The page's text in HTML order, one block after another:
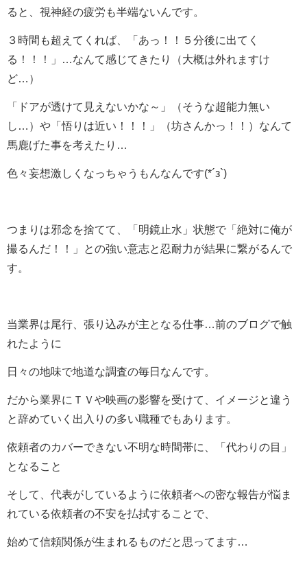
ると、視神経の疲労も半端ないんです。
３時間も超えてくれば、「あっ！！５分後に出てく
る！！！」…なんて感じてきたり（大概は外れますけ
ど…）
「ドアが透けて見えないかな～」（そうな超能力無い
し…）や「悟りは近い！！！」（坊さんかっ！！）なんて
馬鹿げた事を考えたり…
色々妄想激しくなっちゃうもんなんです(*´з`)
つまりは邪念を捨てて、「明鏡止水」状態で「絶対に俺が
撮るんだ！！」との強い意志と忍耐力が結果に繋がるんで
す。
当業界は尾行、張り込みが主となる仕事…前のブログで触
れたように
日々の地味で地道な調査の毎日なんです。
だから業界にＴＶや映画の影響を受けて、イメージと違う
と辞めていく出入りの多い職種でもあります。
依頼者のカバーできない不明な時間帯に、「代わりの目」
となること
そして、代表がしているように依頼者への密な報告が悩ま
れている依頼者の不安を払拭することで、
始めて信頼関係が生まれるものだと思ってます…